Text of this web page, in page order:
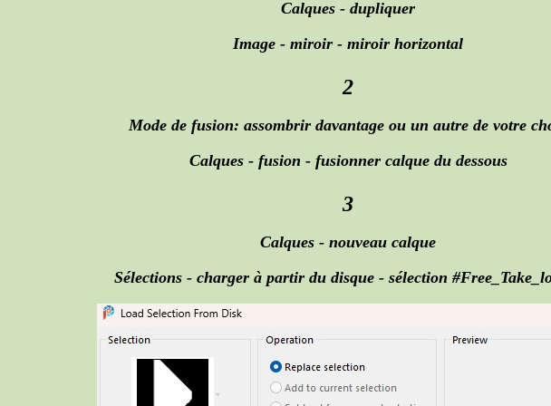
Calques - dupliquer
Image - miroir - miroir horizontal
2
Mode de fusion: assombrir davantage ou un autre de votre
Calques - fusion - fusionner calque du dessous
3
Calques - nouveau calque
Sélections - charger à partir du disque - sélection